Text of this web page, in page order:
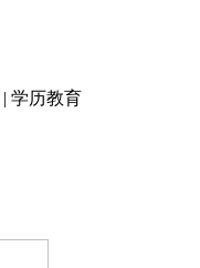
| 学历教育